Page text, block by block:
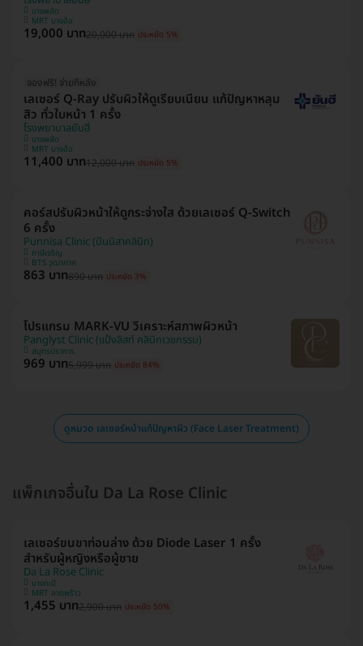
บางพลัด
MRT บางอ้อ
19,000 บาท20,000 บาท ประหยัด 5%
จองฟรี! จ่ายทีหลัง
เลเซอร์ Q-Ray ปรับผิวให้ดูเรียบเนียน แก้ปัญหาหลุม
สิว ทั่วใบหน้า 1 ครั้ง
โรงพยาบาลยันฮี
บางพลัด
MRT บางอ้อ
11,400 บาท12,000 บาท ประหยัด 5%
คอร์สปรับผิวหน้าให้ดูกระจ่างใส ด้วยเลเซอร์ Q-Switch
6 ครั้ง
Punnisa Clinic (ปันนิสาคลินิก)
ภาษีเจริญ
BTS วุฒากาศ
863 บาท890 บาท ประหยัด 3%
โปรแกรม MARK-VU วิเคราะห์สภาพผิวหน้า
Panglyst Clinic (แป้งลิสท์ คลินิกเวชกรรม)
สมุทรปราการ
969 บาท5,999 บาท ประหยัด 84%
ดูหมวด เลเซอร์หน้าแก้ปัญหาผิว (Face Laser Treatment)
แพ็กเกจอื่นใน Da La Rose Clinic
เลเซอร์ขนขาท่อนล่าง ด้วย Diode Laser 1 ครั้ง
สำหรับผู้หญิงหรือผู้ชาย
Da La Rose Clinic
บางกะปิ
MRT ลาดพร้าว
1,455 บาท2,900 บาท ประหยัด 50%